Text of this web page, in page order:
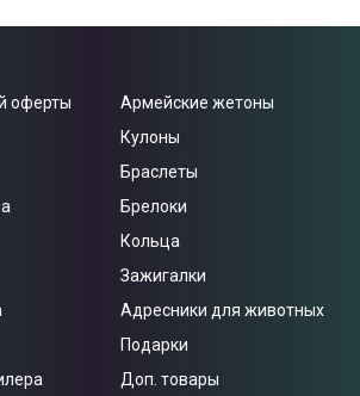
оферты
Армейские жетоны
Кулоны
Браслеты
Брелоки
Кольца
Зажигалки
Адресники для животных
Подарки
Доп. товары